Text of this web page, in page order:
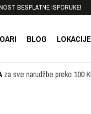
BESPLATNE ISPORUKE!
BLOG LOKACIJE
za sve narudžbe preko 100